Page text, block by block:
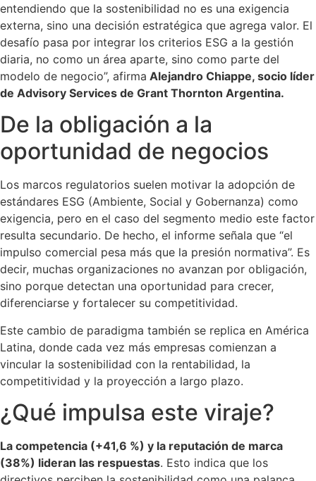
entendiendo que la sostenibilidad no es una exigencia
externa, sino una decisión estratégica que agrega valor. El
desafío pasa por integrar los criterios ESG a la gestión
diaria, no como un área aparte, sino como parte del
modelo de negocio”, afirma Alejandro Chiappe, socio líder
de Advisory Services de Grant Thornton Argentina.
De la obligación a la
oportunidad de negocios
Los marcos regulatorios suelen motivar la adopción de
estándares ESG (Ambiente, Social y Gobernanza) como
exigencia, pero en el caso del segmento medio este factor
resulta secundario. De hecho, el informe señala que “el
impulso comercial pesa más que la presión normativa”. Es
decir, muchas organizaciones no avanzan por obligación,
sino porque detectan una oportunidad para crecer,
diferenciarse y fortalecer su competitividad.
Este cambio de paradigma también se replica en América
Latina, donde cada vez más empresas comienzan a
vincular la sostenibilidad con la rentabilidad, la
competitividad y la proyección a largo plazo.
¿Qué impulsa este viraje?
La competencia (+41,6 %) y la reputación de marca
(38%) lideran las respuestas. Esto indica que los